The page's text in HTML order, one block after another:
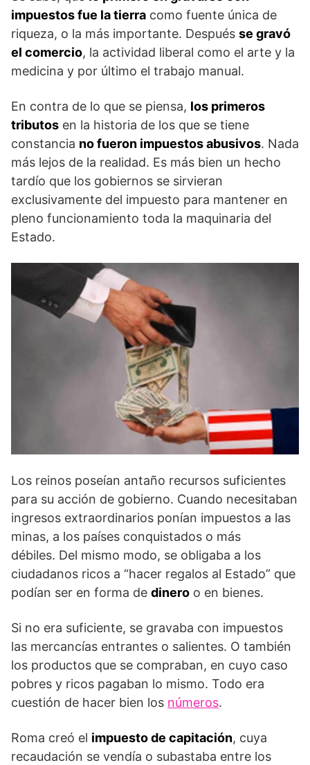
impuestos fue la tierra como fuente única de
riqueza, o la más importante. Después se gravó
el comercio, la actividad liberal como el arte y la
medicina y por último el trabajo manual.
En contra de lo que se piensa, los primeros
tributos en la historia de los que se tiene
constancia no fueron impuestos abusivos. Nada
más lejos de la realidad. Es más bien un hecho
tardío que los gobiernos se sirvieran
exclusivamente del impuesto para mantener en
pleno funcionamiento toda la maquinaria del
Estado.
Los reinos poseían antaño recursos suficientes
para su acción de gobierno. Cuando necesitaban
ingresos extraordinarios ponían impuestos a las
minas, a los países conquistados o más
débiles. Del mismo modo, se obligaba a los
ciudadanos ricos a “hacer regalos al Estado” que
podían ser en forma de dinero o en bienes.
Si no era suficiente, se gravaba con impuestos
las mercancías entrantes o salientes. O también
los productos que se compraban, en cuyo caso
pobres y ricos pagaban lo mismo. Todo era
cuestión de hacer bien los números.
Roma creó el impuesto de capitación, cuya
recaudación se vendía o subastaba entre los